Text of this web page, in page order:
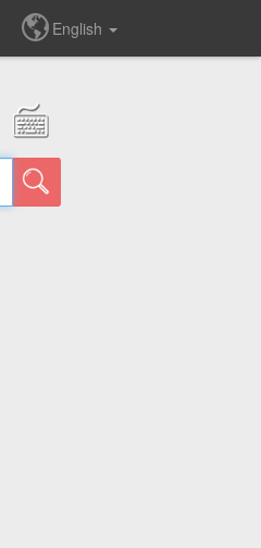
English